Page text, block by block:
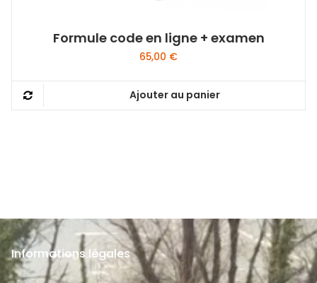
Formule code en ligne + examen
65,00 €
Ajouter au panier
Informations légales